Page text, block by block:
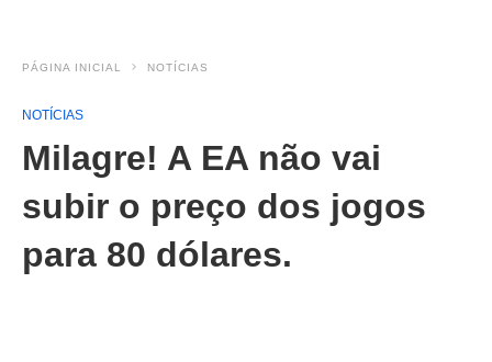
PÁGINA INICIAL NOTÍCIAS
NOTÍCIAS
Milagre! A EA não vai
subir o preço dos jogos
para 80 dólares.